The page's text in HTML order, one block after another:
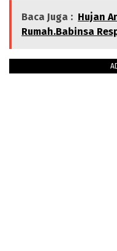
Baca Juga : Hujan
Rumah.Babinsa